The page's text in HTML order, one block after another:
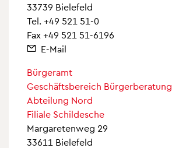
33739 Bielefeld
Tel. +49 521 51-0
Fax +49 521 51-6196
E-Mail
Bürgeramt
Geschäftsbereich Bürgerberatung
Abteilung Nord
Filiale Schildesche
Margaretenweg 29
33611 Bielefeld